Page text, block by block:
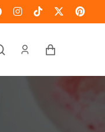
Keranjang